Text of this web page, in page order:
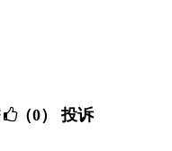
（0） 投诉